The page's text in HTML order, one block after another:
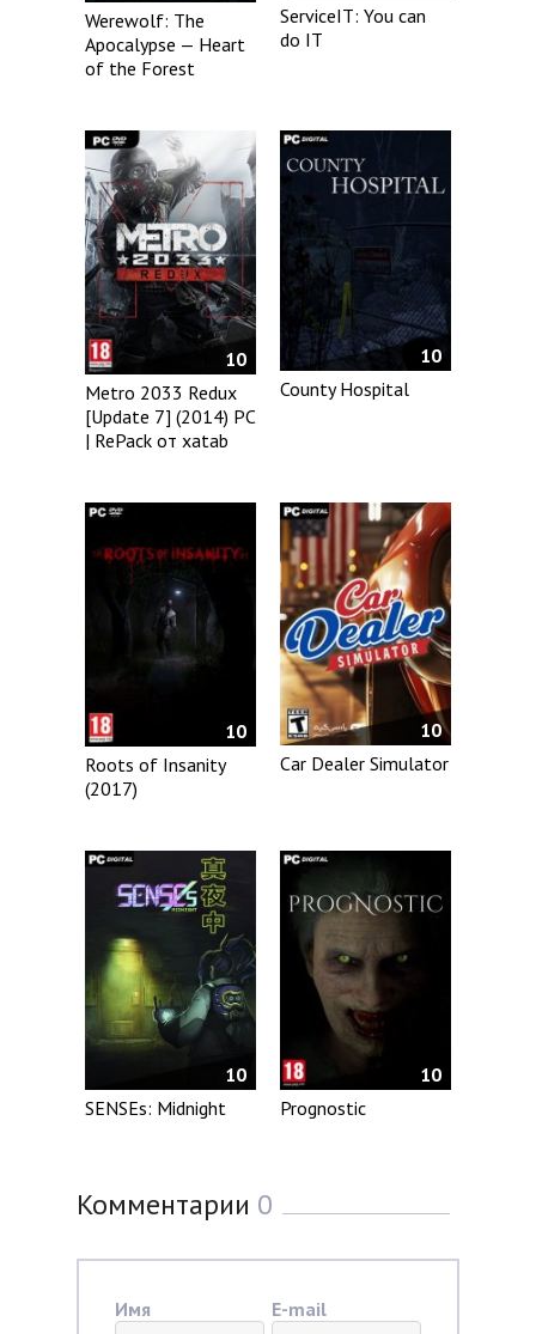
Werewolf: The
Apocalypse — Heart
of the Forest
ServiceIT: You can
do IT
10
Metro 2033 Redux
[Update 7] (2014) PC
| RePack от xatab
10
County Hospital
10
Roots of Insanity
(2017)
10
Car Dealer Simulator
10
SENSEs: Midnight
10
Prognostic
Комментарии 0
Имя E-mail